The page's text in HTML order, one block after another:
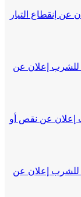
إنقطاع التيار
للشرب إعلان عن
إعلان عن نقص أو
للشرب إعلان عن